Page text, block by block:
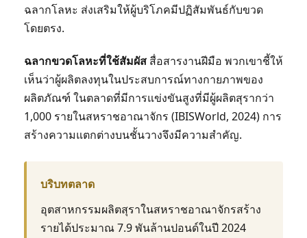
ฉลากโลหะ ส่งเสริมให้ผู้บริโภคมีปฏิสัมพันธ์กับขวด
โดยตรง.
ฉลากขวดโลหะที่ใช้สัมผัส สื่อสารงานฝีมือ พวกเขาชี้ให้
เห็นว่าผู้ผลิตลงทุนในประสบการณ์ทางกายภาพของ
ผลิตภัณฑ์ ในตลาดที่มีการแข่งขันสูงที่มีผู้ผลิตสุรากว่า
1,000 รายในสหราชอาณาจักร (IBISWorld, 2024) การ
สร้างความแตกต่างบนชั้นวางจึงมีความสำคัญ.
บริบทตลาด
อุตสาหกรรมผลิตสุราในสหราชอาณาจักรสร้าง
รายได้ประมาณ 7.9 พันล้านปอนด์ในปี 2024